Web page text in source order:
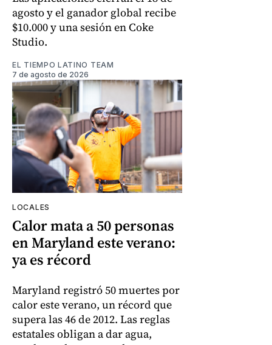
agosto y el ganador global recibe
$10.000 y una sesión en Coke
Studio.
EL TIEMPO LATINO TEAM
7 de agosto de 2026
LOCALES
Calor mata a 50 personas
en Maryland este verano:
ya es récord
Maryland registró 50 muertes por
calor este verano, un récord que
supera las 46 de 2012. Las reglas
estatales obligan a dar agua,